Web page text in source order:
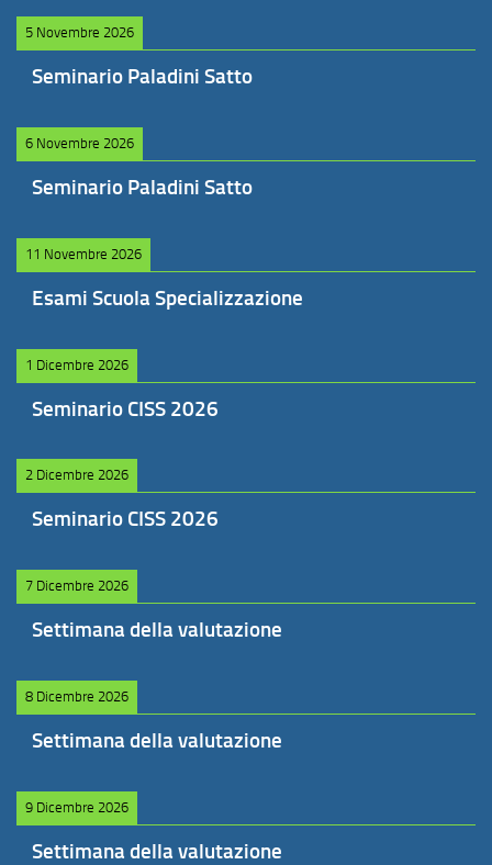
5 Novembre 2026
Seminario Paladini Satto
6 Novembre 2026
Seminario Paladini Satto
11 Novembre 2026
Esami Scuola Specializzazione
1 Dicembre 2026
Seminario CISS 2026
2 Dicembre 2026
Seminario CISS 2026
7 Dicembre 2026
Settimana della valutazione
8 Dicembre 2026
Settimana della valutazione
9 Dicembre 2026
Settimana della valutazione